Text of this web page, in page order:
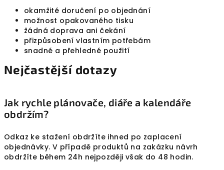
y
v
ý
p
s
okamžité doručení po objednání
možnost opakovaného tisku
žádná doprava ani čekání
přizpůsobení vlastním potřebám
snadné a přehledné použití
Nejčastější dotazy
Jak rychle plánovače, diáře a kalendáře
obdržím?
Odkaz ke stažení obdržíte ihned po zaplacení
objednávky. V případě produktů na zakázku návrh
obdržíte během 24h nejpozději však do 48 hodin.